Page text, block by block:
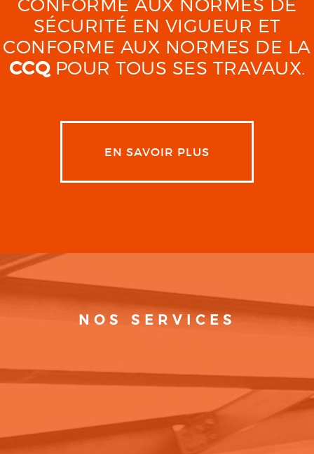
CONFORME AUX NORMES DE
SÉCURITÉ EN VIGUEUR ET
CONFORME AUX NORMES DE LA
CCQPOUR TOUS SES TRAVAUX.
EN SAVOIR PLUS
NOS SERVICES